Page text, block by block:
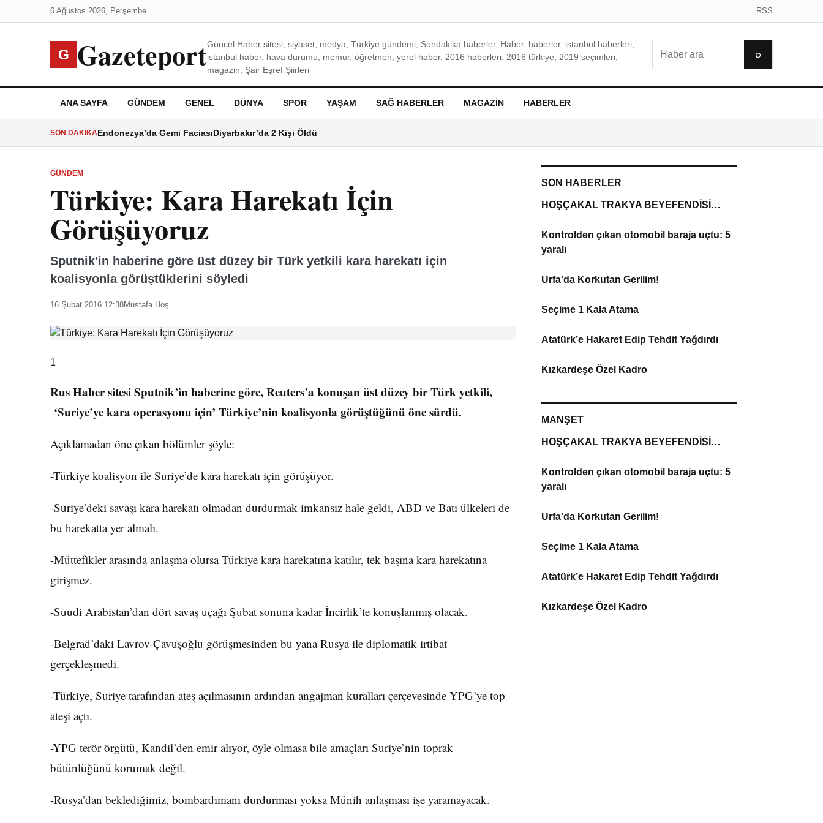
6 Ağustos 2026, Perşembe RSS
G GazeteportGüncel Haber sitesi, siyaset, medya, Türkiye gündemi, Sondakika haberler, Haber, haberler, istanbul haberleri,
istanbul haber, hava durumu, memur, öğretmen, yerel haber, 2016 haberleri, 2016 türkiye, 2019 seçimleri,
magazin, Şair Eşref Şiirleri
⌕
ANA SAYFA GÜNDEM GENEL DÜNYA SPOR YAŞAM SAĞ HABERLER MAGAZIN HABERLER
SON DAKIKAEndonezya’da Gemi FaciasıDiyarbakır’da 2 Kişi Öldü
GÜNDEM
Türkiye: Kara Harekatı İçin
Görüşüyoruz
Sputnik'in haberine göre üst düzey bir Türk yetkili kara harekatı için
koalisyonla görüştüklerini söyledi
16 Şubat 2016 12:38Mustafa Hoş
1
Rus Haber sitesi Sputnik’in haberine göre, Reuters’a konuşan üst düzey bir Türk yetkili,
‘Suriye’ye kara operasyonu için’ Türkiye’nin koalisyonla görüştüğünü öne sürdü.
Açıklamadan öne çıkan bölümler şöyle:
-Türkiye koalisyon ile Suriye’de kara harekatı için görüşüyor.
-Suriye’deki savaşı kara harekatı olmadan durdurmak imkansız hale geldi, ABD ve Batı ülkeleri de
bu harekatta yer almalı.
-Müttefikler arasında anlaşma olursa Türkiye kara harekatına katılır, tek başına kara harekatına
girişmez.
-Suudi Arabistan’dan dört savaş uçağı Şubat sonuna kadar İncirlik’te konuşlanmış olacak.
-Belgrad’daki Lavrov-Çavuşoğlu görüşmesinden bu yana Rusya ile diplomatik irtibat
gerçekleşmedi.
-Türkiye, Suriye tarafından ateş açılmasının ardından angajman kuralları çerçevesinde YPG’ye top
ateşi açtı.
-YPG terör örgütü, Kandil’den emir alıyor, öyle olmasa bile amaçları Suriye’nin toprak
bütünlüğünü korumak değil.
-Rusya’dan beklediğimiz, bombardımanı durdurması yoksa Münih anlaşması işe yaramayacak.
SON HABERLER
HOŞÇAKAL TRAKYA BEYEFENDİSİ…
Kontrolden çıkan otomobil baraja uçtu: 5
yaralı
Urfa’da Korkutan Gerilim!
Seçime 1 Kala Atama
Atatürk’e Hakaret Edip Tehdit Yağdırdı
Kızkardeşe Özel Kadro
MANŞET
HOŞÇAKAL TRAKYA BEYEFENDİSİ…
Kontrolden çıkan otomobil baraja uçtu: 5
yaralı
Urfa’da Korkutan Gerilim!
Seçime 1 Kala Atama
Atatürk’e Hakaret Edip Tehdit Yağdırdı
Kızkardeşe Özel Kadro